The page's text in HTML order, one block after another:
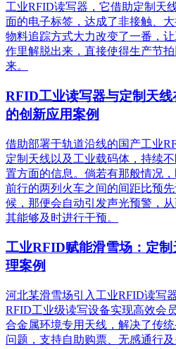
工业RFID读写器，它借助定制天
面的电子标签，达成了非接触、
物料追踪方式大力改变了一番，
作里解脱出来，直接使得生产节
来。
RFID工业读写器与定制天
的创新应用案例
借助部署于轨道沿线的国产工业
定制天线以及工业载码体，持续
置方面的信息。倘若有那般情况
前行的两列火车之间的间距比预
候，那便会自动引发声光预警，
其能够及时进行干预。
工业RFID赋能滑雪场：定
理案例
河北某滑雪场引入工业RFID读写
RFID工业级读写设备实现高效会
合金属环境专用天线，解决了传
问题，支持自助购票、无感通行